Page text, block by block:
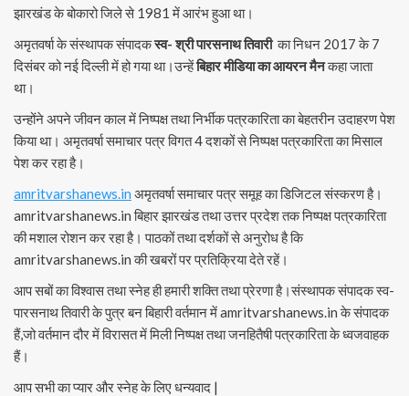
झारखंड के बोकारो जिले से 1981 में आरंभ हुआ था।
अमृतवर्षा के संस्थापक संपादकस्व- श्री पारसनाथ तिवारीका निधन 2017 के 7
दिसंबर को नई दिल्ली में हो गया था।उन्हेंबिहार मीडिया का आयरन मैनकहा जाता
था।
उन्होंने अपने जीवन काल में निष्पक्ष तथा निर्भीक पत्रकारिता का बेहतरीन उदाहरण पेश
किया था। अमृतवर्षा समाचार पत्र विगत 4 दशकों से निष्पक्ष पत्रकारिता का मिसाल
पेश कर रहा है।
amritvarshanews.in अमृतवर्षा समाचार पत्र समूह का डिजिटल संस्करण है।
amritvarshanews.in बिहार झारखंड तथा उत्तर प्रदेश तक निष्पक्ष पत्रकारिता
की मशाल रोशन कर रहा है। पाठकों तथा दर्शकों से अनुरोध है कि
amritvarshanews.in की खबरों पर प्रतिक्रिया देते रहें।
आप सबों का विश्वास तथा स्नेह ही हमारी शक्ति तथा प्रेरणा है।संस्थापक संपादक स्व-
पारसनाथ तिवारी के पुत्र बन बिहारी वर्तमान में amritvarshanews.in के संपादक
हैं,जो वर्तमान दौर में विरासत में मिली निष्पक्ष तथा जनहितैषी पत्रकारिता के ध्वजवाहक
हैं।
आप सभी का प्यार और स्नेह के लिए धन्यवाद |